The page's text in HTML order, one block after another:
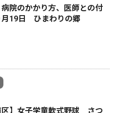
院のかかり方、医師との付
19日 ひまわりの郷
区】女子学童軟式野球 さつ